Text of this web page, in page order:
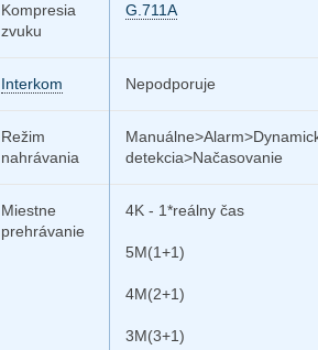
Kompresia
zvuku
G.711A
Interkom Nepodporuje
Režim
nahrávania
detekcia>Načasovanie
Miestne
prehrávanie
4K - 1*reálny čas
5M(1+1)
4M(2+1)
3M(3+1)